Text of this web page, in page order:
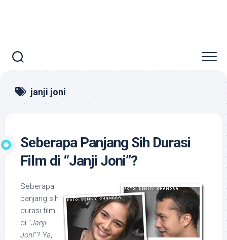
janji joni
Seberapa Panjang Sih Durasi
Film di “Janji Joni”?
Seberapa
panjang sih
durasi film
di “Janji
Joni“? Ya,